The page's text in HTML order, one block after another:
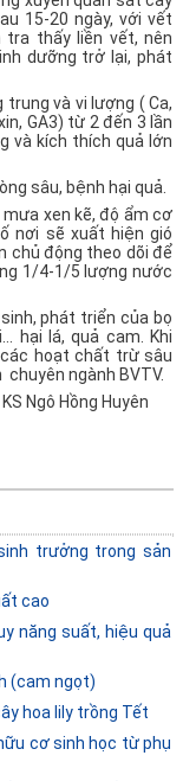
15-20 ngày, với vết
tra thấy liền vết, nên
dưỡng trở lại, phát
trung và vi lượng ( Ca,
GA3) từ 2 đến 3 lần
và kích thích quả lớn
sâu, bệnh hại quả.
xen kẽ, độ ẩm cơ
nơi sẽ xuất hiện gió
chủ động theo dõi để
1/4-1/5 lượng nước
phát triển của bọ
hại lá, quả cam. Khi
hoạt chất trừ sâu
ngành BVTV.
KS Ngô Hồng Huyên
trưởng trong sản
cao
năng suất, hiệu quả
(cam ngọt)
hoa lily trồng Tết
cơ sinh học từ phụ